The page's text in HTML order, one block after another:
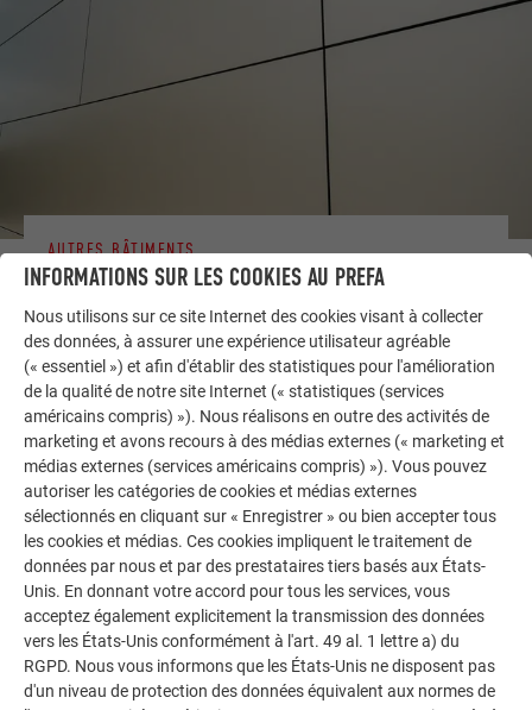
LAISSEZ-VOUS INSPIRER
AUTRES BÂTIMENTS
La galerie de références PREFA démontre la
polyvalence de l’aluminium. Découvrez d’autres projets
impressionnants avec les solutions en aluminium
durables de PREFA pour toitures, systèmes solaires et
façades.
VOIR DAVANTAGE DE RÉFÉRENCES
INFORMATIONS SUR LES COOKIES AU PREFA
Nous utilisons sur ce site Internet des cookies visant à collecter
des données, à assurer une expérience utilisateur agréable
(« essentiel ») et afin d'établir des statistiques pour l'amélioration
de la qualité de notre site Internet (« statistiques (services
américains compris) »). Nous réalisons en outre des activités de
marketing et avons recours à des médias externes (« marketing et
médias externes (services américains compris) »). Vous pouvez
autoriser les catégories de cookies et médias externes
sélectionnés en cliquant sur « Enregistrer » ou bien accepter tous
les cookies et médias. Ces cookies impliquent le traitement de
données par nous et par des prestataires tiers basés aux États-
Unis. En donnant votre accord pour tous les services, vous
acceptez également explicitement la transmission des données
vers les États-Unis conformément à l'art. 49 al. 1 lettre a) du
RGPD. Nous vous informons que les États-Unis ne disposent pas
d'un niveau de protection des données équivalent aux normes de